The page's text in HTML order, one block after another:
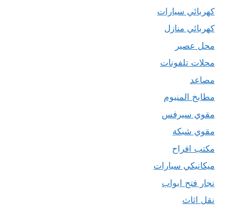
كهربائي سيارات
كهربائي منازل
محل عصير
محلات تلفونات
مصاعد
مطابخ المنيوم
مقوي سيرفس
مقوي شبكة
مكتب افراح
ميكانيكي سيارات
نجار فتح ابواب
نقل اثاث